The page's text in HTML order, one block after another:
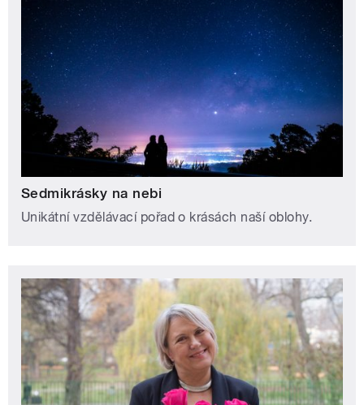
Sedmikrásky na nebi
Unikátní vzdělávací pořad o krásách naší oblohy.